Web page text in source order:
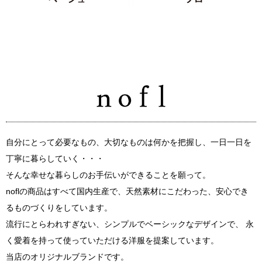
自分にとって必要なもの、大切なものは何かを把握し、一日一日を
丁寧に暮らしていく・・・
そんな幸せな暮らしのお手伝いができることを願って。
noflの商品はすべて国内生産で、天然素材にこだわった、安心でき
るものづくりをしています。
流行にとらわれすぎない、シンプルでベーシックなデザインで、 永
く愛着を持って使っていただける洋服を提案しています。
当店のオリジナルブランドです。